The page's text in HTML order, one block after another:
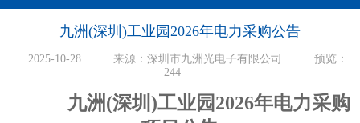
九洲(深圳)工业园2026年电力采购公告
2025-10-28 来源：深圳市九洲光电子有限公司
预览：
244
九洲(深圳)工业园2026年电力采购